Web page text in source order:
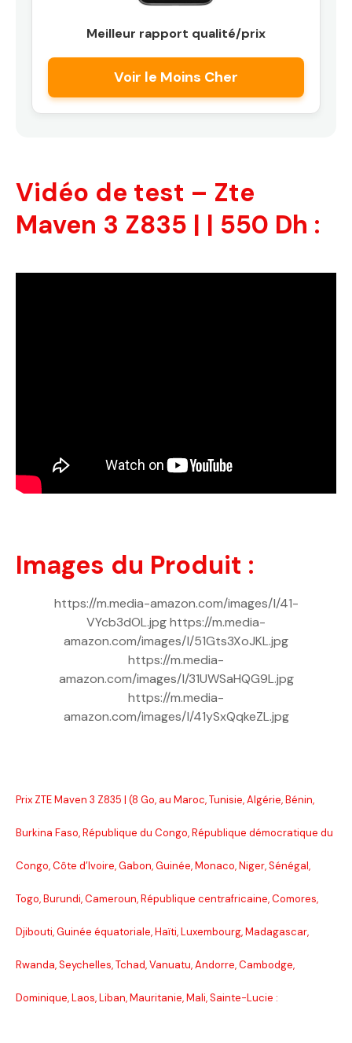
Meilleur rapport qualité/prix
Voir le Moins Cher
Vidéo de test – Zte
Maven 3 Z835 | | 550 Dh :
Images du Produit :
https://m.media-amazon.com/images/I/41-
VYcb3dOL.jpg https://m.media-
amazon.com/images/I/51Gts3XoJKL.jpg
https://m.media-
amazon.com/images/I/31UWSaHQG9L.jpg
https://m.media-
amazon.com/images/I/41ySxQqkeZL.jpg
Prix ZTE Maven 3 Z835 | (8 Go, au Maroc, Tunisie, Algérie, Bénin,
Burkina Faso, République du Congo, République démocratique du
Congo, Côte d’Ivoire, Gabon, Guinée, Monaco, Niger, Sénégal,
Togo, Burundi, Cameroun, République centrafricaine, Comores,
Djibouti, Guinée équatoriale, Haïti, Luxembourg, Madagascar,
Rwanda, Seychelles, Tchad, Vanuatu, Andorre, Cambodge,
Dominique, Laos, Liban, Mauritanie, Mali, Sainte-Lucie :